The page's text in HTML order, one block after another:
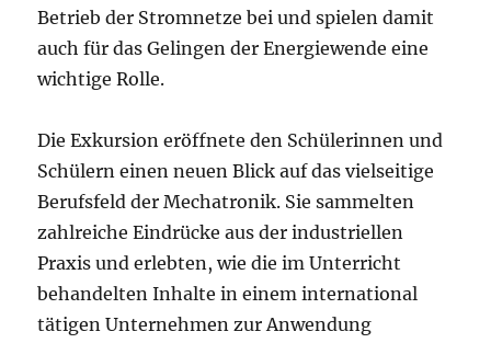
Betrieb der Stromnetze bei und spielen damit
auch für das Gelingen der Energiewende eine
wichtige Rolle.
Die Exkursion eröffnete den Schülerinnen und
Schülern einen neuen Blick auf das vielseitige
Berufsfeld der Mechatronik. Sie sammelten
zahlreiche Eindrücke aus der industriellen
Praxis und erlebten, wie die im Unterricht
behandelten Inhalte in einem international
tätigen Unternehmen zur Anwendung